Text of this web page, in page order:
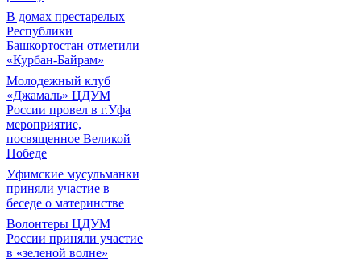
В домах престарелых
Республики
Башкортостан отметили
«Курбан-Байрам»
Молодежный клуб
«Джамаль» ЦДУМ
России провел в г.Уфа
мероприятие,
посвященное Великой
Победе
Уфимские мусульманки
приняли участие в
беседе о материнстве
Волонтеры ЦДУМ
России приняли участие
в «зеленой волне»